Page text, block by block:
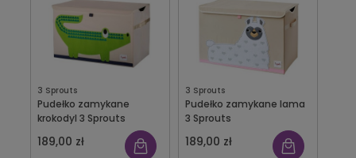
3 Sprouts
Pudełko zamykane
krokodyl 3 Sprouts
189,00 zł
3 Sprouts
Pudełko zamykane lama
3 Sprouts
189,00 zł